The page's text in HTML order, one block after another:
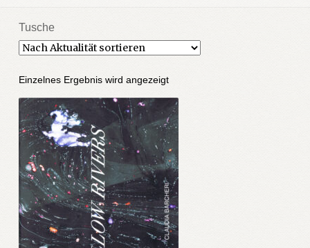
Aktuell
Tusche
Einzelnes Ergebnis wird angezeigt